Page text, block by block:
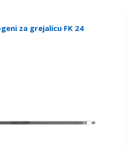
za grejalicu FK 24